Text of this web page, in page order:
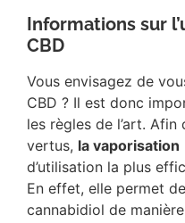
Informations sur
CBD
Vous envisagez de
CBD ? Il est donc
les règles de l’art. Afin
vertus, la vaporisation
d’utilisation la plus
En effet, elle permet
cannabidiol de